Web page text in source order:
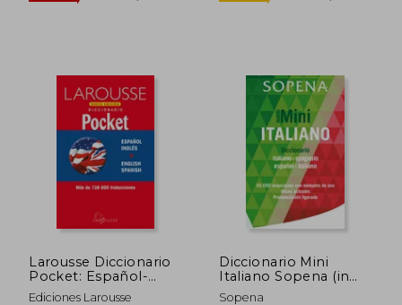
45% 10%
Off
Larousse Diccionario
Pocket: Español-
Inglés (in Spanish)
Ediciones Larousse
Diccionario Mini
Italiano Sopena (in
Spanish)
Sopena